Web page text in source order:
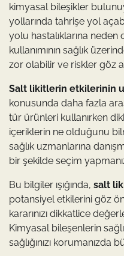
kimyasal bileşikler
yollarında tahrişe yol
yolu hastalıklarına neden
kullanımının sağlık
zor olabilir ve riskler göz
Salt likitlerin etkilerinin
konusunda daha fazla
tür ürünleri kullanırken
içeriklerin ne olduğunu
sağlık uzmanlarına
bir şekilde seçim
Bu bilgiler ışığında, salt
potansiyel etkilerini göz
kararınızı dikkatlice
Kimyasal bileşenlerin
sağlığınızı korumanızda